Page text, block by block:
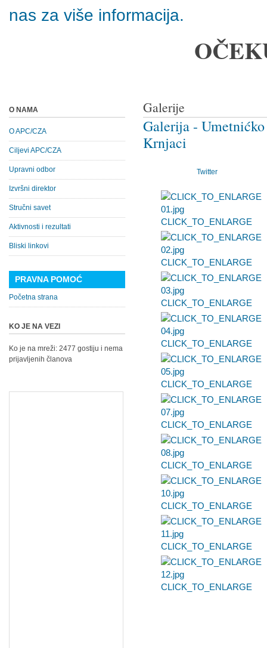
nas za više informacija.
Galerije
Galerija -
Krnjaci
Twitter
CLICK_TO_ENLARGE
CLICK_TO_ENLARGE
CLICK_TO_ENLARGE
CLICK_TO_ENLARGE
CLICK_TO_ENLARGE
CLICK_TO_ENLARGE
CLICK_TO_ENLARGE
CLICK_TO_ENLARGE
CLICK_TO_ENLARGE
CLICK_TO_ENLARGE
O NAMA
O APC/CZA
Ciljevi APC/CZA
Upravni odbor
Izvršni direktor
Stručni savet
Aktivnosti i rezultati
Bliski linkovi
PRAVNA POMOĆ
Početna strana
KO JE NA VEZI
Ko je na mreži: 2477 gostiju i nema
prijavljenih članova